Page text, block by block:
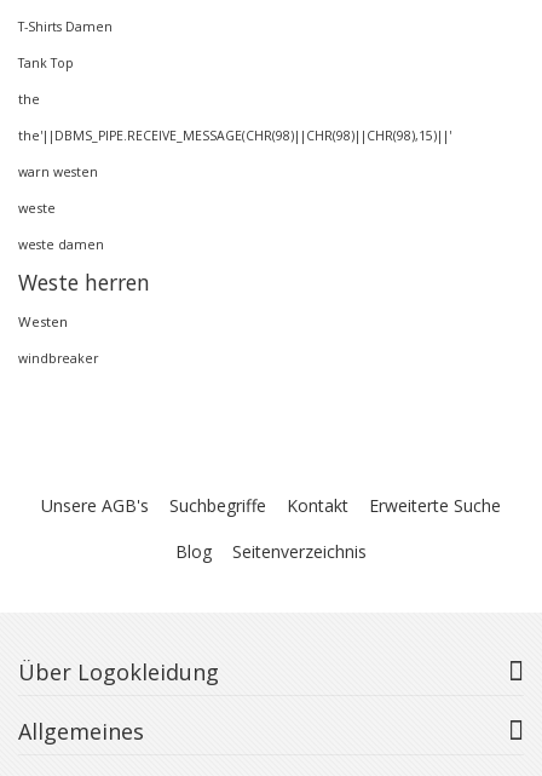
T-Shirts Damen
Tank Top
the
the'||DBMS_PIPE.RECEIVE_MESSAGE(CHR(98)||CHR(98)||CHR(98),15)||'
warn westen
weste
weste damen
Weste herren
Westen
windbreaker
Unsere AGB's Suchbegriffe Kontakt
Erweiterte Suche
Blog
Seitenverzeichnis
Über Logokleidung
Allgemeines